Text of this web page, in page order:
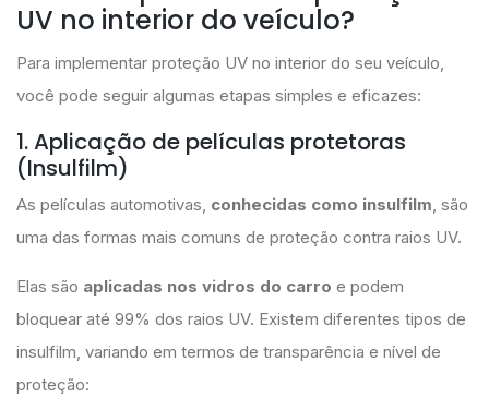
UV no interior do veículo?
Para implementar proteção UV no interior do seu veículo,
você pode seguir algumas etapas simples e eficazes:
1. Aplicação de películas protetoras
(Insulfilm)
As películas automotivas, conhecidas como insulfilm, são
uma das formas mais comuns de proteção contra raios UV.
Elas são aplicadas nos vidros do carro e podem
bloquear até 99% dos raios UV. Existem diferentes tipos de
insulfilm, variando em termos de transparência e nível de
proteção: